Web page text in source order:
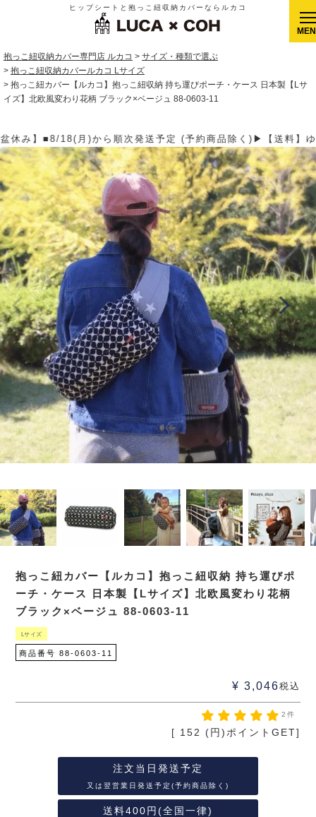
ヒップシートと抱っこ紐収納カバーならルカコ
抱っこ紐収納カバー専門店 ルカコ
サイズ・種類で選ぶ
抱っこ紐収納カバールカコ Lサイズ
抱っこ紐カバー【ルカコ】抱っこ紐収納 持ち運びポーチ・ケース 日本製【Lサ
イズ】北欧風変わり花柄 ブラック×ベージュ 88-0603-11
【送料】ゆうパケット400円(全国一律)、ゆうパック900
抱っこ紐カバー【ルカコ】抱っこ紐収納 持ち運びポ
ーチ・ケース 日本製【Lサイズ】北欧風変わり花柄
ブラック×ベージュ 88-0603-11
Lサイズ
商品番号 88-0603-11
¥ 3,046税込
2件
[ 152 (円)ポイントGET]
注文当日発送予定
又は翌営業日発送予定(予約商品除く)
送料400円(全国一律)